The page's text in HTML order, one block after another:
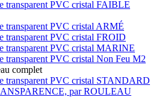
transparent PVC cristal FAIBLE
transparent PVC cristal ARMÉ
transparent PVC cristal FROID
transparent PVC cristal MARINE
transparent PVC cristal Non Feu M2
complet
transparent PVC cristal STANDARD
par ROULEAU